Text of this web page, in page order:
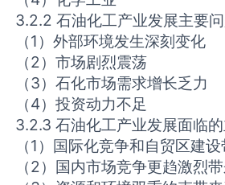
3.2.2 石油化工产业发展主要
（1）外部环境发生深刻变化
（2）市场剧烈震荡
（3）石化市场需求增长乏力
（4）投资动力不足
3.2.3 石油化工产业发展面临
（1）国际化竞争和自贸区建
（2）国内市场竞争更趋激烈